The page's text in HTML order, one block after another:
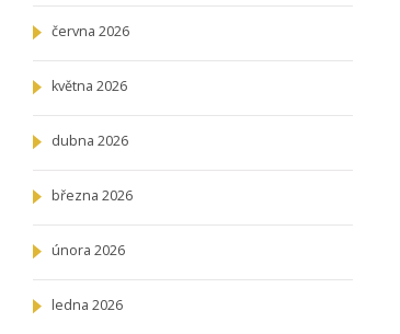
června 2026
května 2026
dubna 2026
března 2026
února 2026
ledna 2026